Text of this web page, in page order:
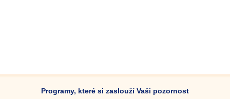
Programy, které si zaslouží Vaši pozornost